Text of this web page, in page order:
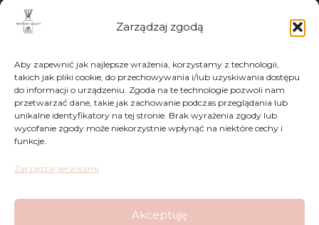
Zarządzaj zgodą
Aby zapewnić jak najlepsze wrażenia, korzystamy z technologii,
takich jak pliki cookie, do przechowywania i/lub uzyskiwania dostępu
do informacji o urządzeniu. Zgoda na te technologie pozwoli nam
przetwarzać dane, takie jak zachowanie podczas przeglądania lub
unikalne identyfikatory na tej stronie. Brak wyrażenia zgody lub
wycofanie zgody może niekorzystnie wpłynąć na niektóre cechy i
funkcje.
Zarządzaj serwisami
Akceptuję
Reklamacje
Polityka Prywatności